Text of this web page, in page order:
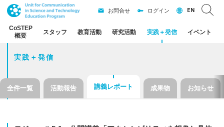
CoSTEP
概要
スタッフ 教育活動 研究活動 実践＋発信 イベント
お問合せ ログイン EN
実践＋発信
全件一覧 活動報告 講義レポート 成果物 お知らせ